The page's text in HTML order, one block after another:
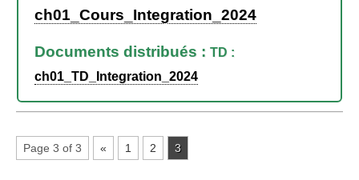
ch01_Cours_Integration_2024
Documents distribués : TD :
ch01_TD_Integration_2024
Page 3 of 3 « 1 2 3